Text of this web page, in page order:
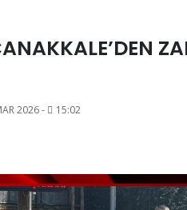
2026 - 15:02